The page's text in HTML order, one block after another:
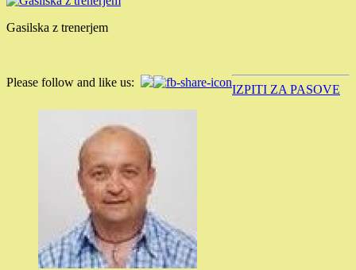
Gasilska z trenerjem
Please follow and like us:
IZPITI ZA PASOVE